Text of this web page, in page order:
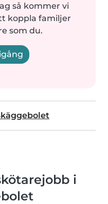
så kommer vi
koppla familjer
som du.
i